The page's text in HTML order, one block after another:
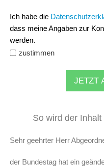
Ich habe die
dass meine Angaben zur
werden.
zustimmen
JETZT
So wird der
Sehr geehrter Herr
der Bundestag hat ein